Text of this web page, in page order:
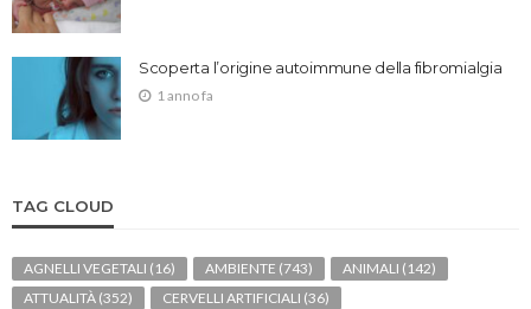
Scoperta l’origine autoimmune della fibromialgia
1 anno fa
TAG CLOUD
AGNELLI VEGETALI (16) AMBIENTE (743) ANIMALI (142)
ATTUALITÀ (352) CERVELLI ARTIFICIALI (36)